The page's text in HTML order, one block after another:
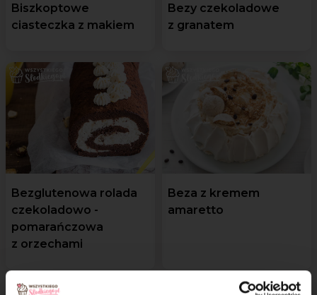
Biszkoptowe
ciasteczka z makiem
Bezy czekoladowe
z granatem
Bezglutenowa rolada
czekoladowo -
pomarańczowa
z orzechami
Beza z kremem
amaretto